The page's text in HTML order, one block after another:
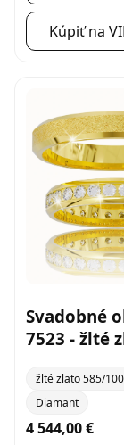
Kúpiť na
Svadobné
7523 - žlté
žlté zlato 585/
Diamant
4 544,00 €